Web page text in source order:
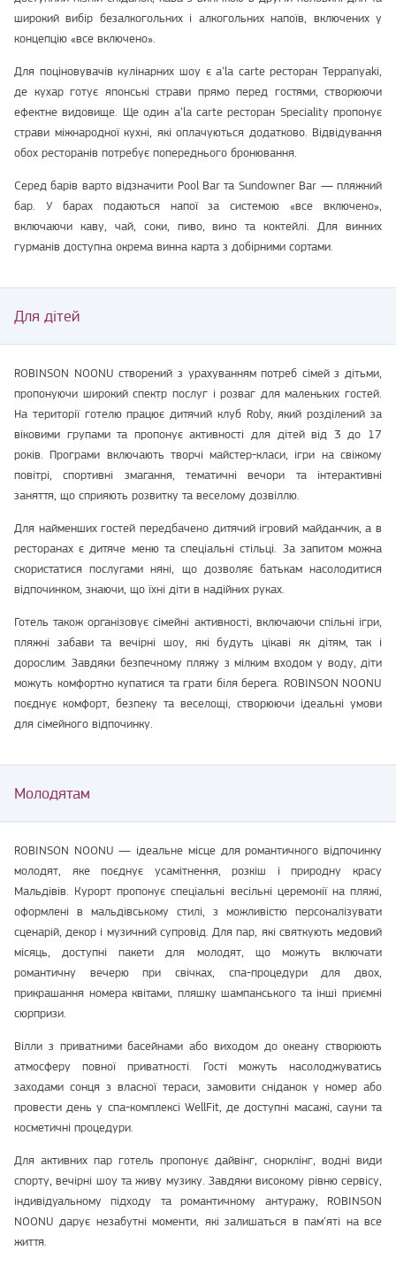
широкий вибір безалкогольних і алкогольних напоїв, включених у
концепцію «все включено».
Для поціновувачів кулінарних шоу є a’la carte ресторан Teppanyaki,
де кухар готує японські страви прямо перед гостями, створюючи
ефектне видовище. Ще один a’la carte ресторан Speciality пропонує
страви міжнародної кухні, які оплачуються додатково. Відвідування
обох ресторанів потребує попереднього бронювання.
Серед барів варто відзначити Pool Bar та Sundowner Bar — пляжний
бар. У барах подаються напої за системою «все включено»,
включаючи каву, чай, соки, пиво, вино та коктейлі. Для винних
гурманів доступна окрема винна карта з добірними сортами.
Для дітей
ROBINSON NOONU створений з урахуванням потреб сімей з дітьми,
пропонуючи широкий спектр послуг і розваг для маленьких гостей.
На території готелю працює дитячий клуб Roby, який розділений за
віковими групами та пропонує активності для дітей від 3 до 17
років. Програми включають творчі майстер-класи, ігри на свіжому
повітрі, спортивні змагання, тематичні вечори та інтерактивні
заняття, що сприяють розвитку та веселому дозвіллю.
Для найменших гостей передбачено дитячий ігровий майданчик, а в
ресторанах є дитяче меню та спеціальні стільці. За запитом можна
скористатися послугами няні, що дозволяє батькам насолодитися
відпочинком, знаючи, що їхні діти в надійних руках.
Готель також організовує сімейні активності, включаючи спільні ігри,
пляжні забави та вечірні шоу, які будуть цікаві як дітям, так і
дорослим. Завдяки безпечному пляжу з мілким входом у воду, діти
можуть комфортно купатися та грати біля берега. ROBINSON NOONU
поєднує комфорт, безпеку та веселощі, створюючи ідеальні умови
для сімейного відпочинку.
Молодятам
ROBINSON NOONU — ідеальне місце для романтичного відпочинку
молодят, яке поєднує усамітнення, розкіш і природну красу
Мальдівів. Курорт пропонує спеціальні весільні церемонії на пляжі,
оформлені в мальдівському стилі, з можливістю персоналізувати
сценарій, декор і музичний супровід. Для пар, які святкують медовий
місяць, доступні пакети для молодят, що можуть включати
романтичну вечерю при свічках, спа-процедури для двох,
прикрашання номера квітами, пляшку шампанського та інші приємні
сюрпризи.
Вілли з приватними басейнами або виходом до океану створюють
атмосферу повної приватності. Гості можуть насолоджуватись
заходами сонця з власної тераси, замовити сніданок у номер або
провести день у спа-комплексі WellFit, де доступні масажі, сауни та
косметичні процедури.
Для активних пар готель пропонує дайвінг, снорклінг, водні види
спорту, вечірні шоу та живу музику. Завдяки високому рівню сервісу,
індивідуальному підходу та романтичному антуражу, ROBINSON
NOONU дарує незабутні моменти, які залишаться в пам’яті на все
життя.